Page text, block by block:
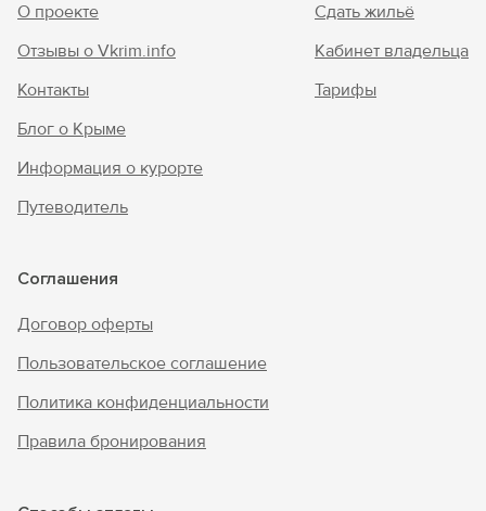
О проекте
Отзывы о Vkrim.info
Контакты
Блог о Крыме
Информация о курорте
Путеводитель
Сдать жильё
Кабинет владельца
Тарифы
Соглашения
Договор оферты
Пользовательское соглашение
Политика конфиденциальности
Правила бронирования